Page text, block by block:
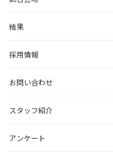
結果
採用情報
お問い合わせ
スタッフ紹介
アンケート